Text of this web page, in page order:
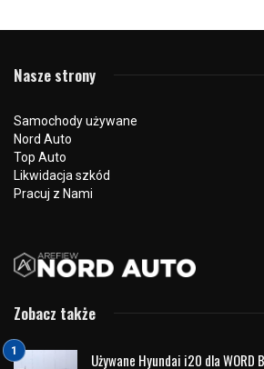
Range Rover: Królewski Wybór
Range Rover, ikona motoryzacji